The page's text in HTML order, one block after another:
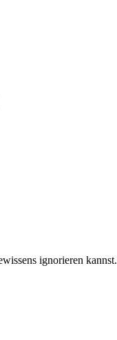
ignorieren kannst.